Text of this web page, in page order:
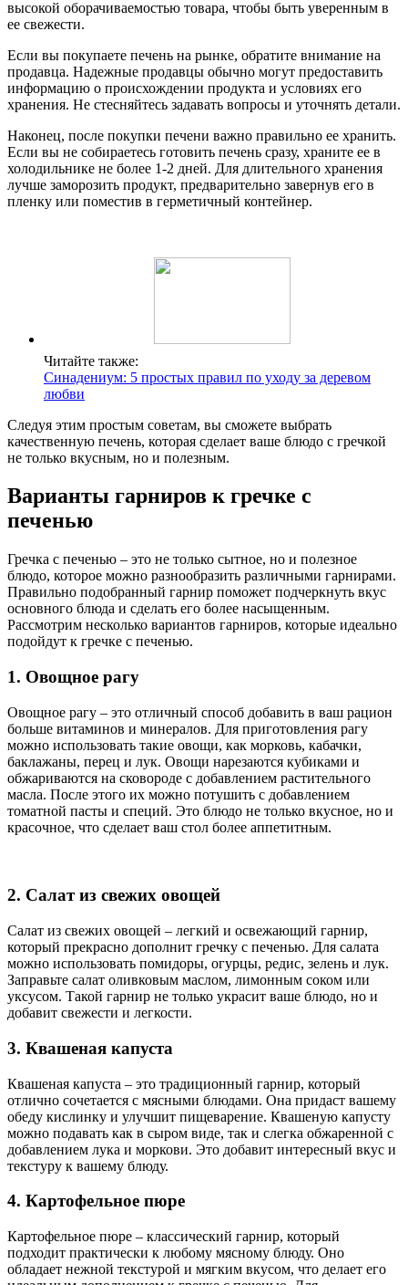
высокой оборачиваемостью товара, чтобы быть уверенным в
ее свежести.
Если вы покупаете печень на рынке, обратите внимание на
продавца. Надежные продавцы обычно могут предоставить
информацию о происхождении продукта и условиях его
хранения. Не стесняйтесь задавать вопросы и уточнять детали.
Наконец, после покупки печени важно правильно ее хранить.
Если вы не собираетесь готовить печень сразу, храните ее в
холодильнике не более 1-2 дней. Для длительного хранения
лучше заморозить продукт, предварительно завернув его в
пленку или поместив в герметичный контейнер.
Читайте также:
Синадениум: 5 простых правил по уходу за деревом
любви
Следуя этим простым советам, вы сможете выбрать
качественную печень, которая сделает ваше блюдо с гречкой
не только вкусным, но и полезным.
Варианты гарниров к гречке с
печенью
Гречка с печенью – это не только сытное, но и полезное
блюдо, которое можно разнообразить различными гарнирами.
Правильно подобранный гарнир поможет подчеркнуть вкус
основного блюда и сделать его более насыщенным.
Рассмотрим несколько вариантов гарниров, которые идеально
подойдут к гречке с печенью.
1. Овощное рагу
Овощное рагу – это отличный способ добавить в ваш рацион
больше витаминов и минералов. Для приготовления рагу
можно использовать такие овощи, как морковь, кабачки,
баклажаны, перец и лук. Овощи нарезаются кубиками и
обжариваются на сковороде с добавлением растительного
масла. После этого их можно потушить с добавлением
томатной пасты и специй. Это блюдо не только вкусное, но и
красочное, что сделает ваш стол более аппетитным.
2. Салат из свежих овощей
Салат из свежих овощей – легкий и освежающий гарнир,
который прекрасно дополнит гречку с печенью. Для салата
можно использовать помидоры, огурцы, редис, зелень и лук.
Заправьте салат оливковым маслом, лимонным соком или
уксусом. Такой гарнир не только украсит ваше блюдо, но и
добавит свежести и легкости.
3. Квашеная капуста
Квашеная капуста – это традиционный гарнир, который
отлично сочетается с мясными блюдами. Она придаст вашему
обеду кислинку и улучшит пищеварение. Квашеную капусту
можно подавать как в сыром виде, так и слегка обжаренной с
добавлением лука и моркови. Это добавит интересный вкус и
текстуру к вашему блюду.
4. Картофельное пюре
Картофельное пюре – классический гарнир, который
подходит практически к любому мясному блюду. Оно
обладает нежной текстурой и мягким вкусом, что делает его